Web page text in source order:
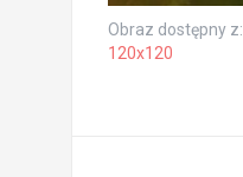
Obraz dostępny z:
120x120